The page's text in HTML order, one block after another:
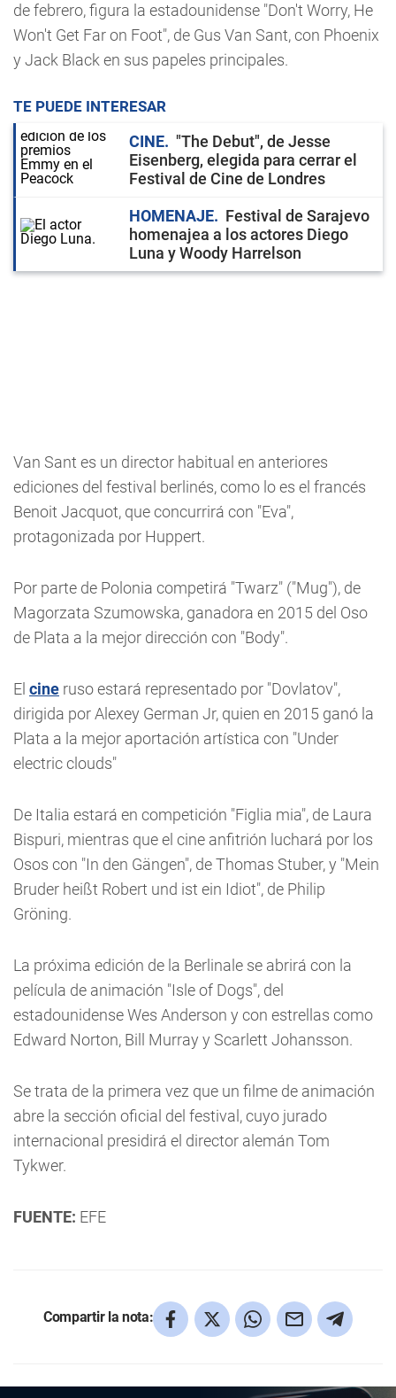
de febrero, figura la estadounidense "Don't Worry, He
Won't Get Far on Foot", de Gus Van Sant, con Phoenix
y Jack Black en sus papeles principales.
TE PUEDE INTERESAR
CINE
"The Debut", de Jesse
Eisenberg, elegida para cerrar el
Festival de Cine de Londres
HOMENAJE
Festival de Sarajevo
homenajea a los actores Diego
Luna y Woody Harrelson
Van Sant es un director habitual en anteriores
ediciones del festival berlinés, como lo es el francés
Benoit Jacquot, que concurrirá con "Eva",
protagonizada por Huppert.
Por parte de Polonia competirá "Twarz" ("Mug"), de
Magorzata Szumowska, ganadora en 2015 del Oso
de Plata a la mejor dirección con "Body".
El cine ruso estará representado por "Dovlatov",
dirigida por Alexey German Jr, quien en 2015 ganó la
Plata a la mejor aportación artística con "Under
electric clouds"
De Italia estará en competición "Figlia mia", de Laura
Bispuri, mientras que el cine anfitrión luchará por los
Osos con "In den Gängen", de Thomas Stuber, y "Mein
Bruder heißt Robert und ist ein Idiot", de Philip
Gröning.
La próxima edición de la Berlinale se abrirá con la
película de animación "Isle of Dogs", del
estadounidense Wes Anderson y con estrellas como
Edward Norton, Bill Murray y Scarlett Johansson.
Se trata de la primera vez que un filme de animación
abre la sección oficial del festival, cuyo jurado
internacional presidirá el director alemán Tom
Tykwer.
FUENTE: EFE
Compartir la nota: